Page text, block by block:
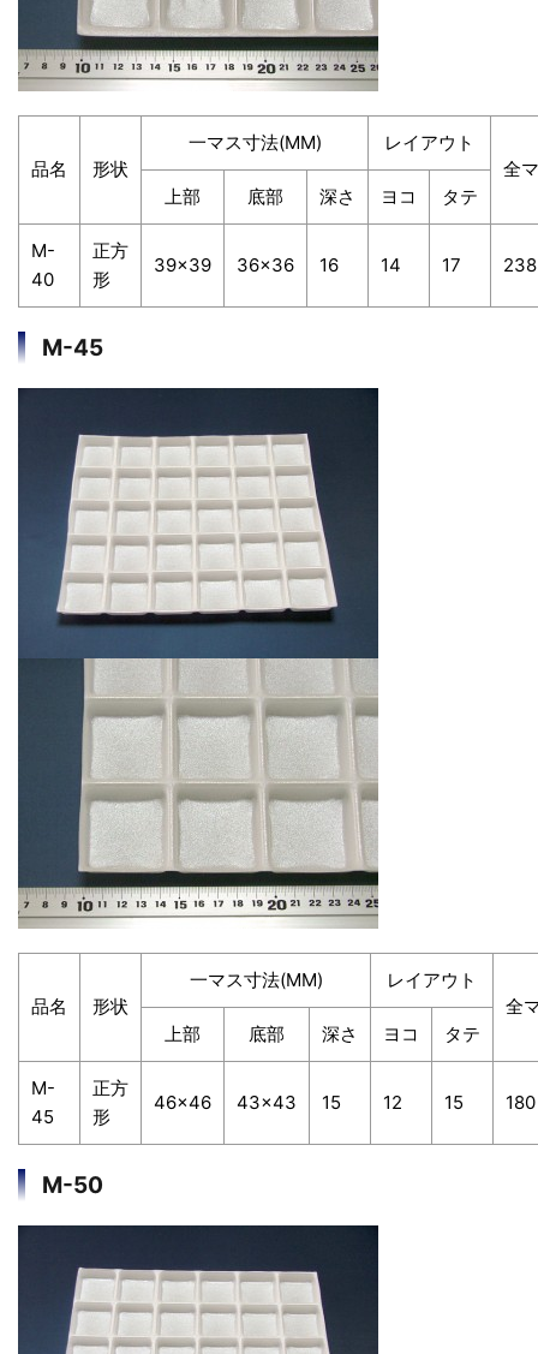
品名 形状
一マス寸法(MM)
レイアウト
全
上部
底部 深さ ヨコ タテ
M-
40
正方
形
39×39 36×36 16 14 17 238
M-45
品名 形状
一マス寸法(MM)
レイアウト
全
上部
底部 深さ ヨコ タテ
M-
45
正方
形
46×46 43×43 15 12 15 180
M-50